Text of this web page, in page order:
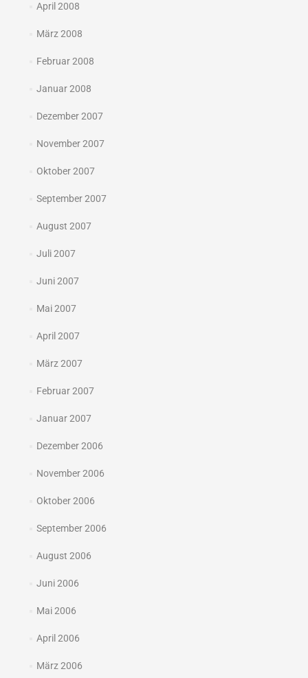
April 2008
März 2008
Februar 2008
Januar 2008
Dezember 2007
November 2007
Oktober 2007
September 2007
August 2007
Juli 2007
Juni 2007
Mai 2007
April 2007
März 2007
Februar 2007
Januar 2007
Dezember 2006
November 2006
Oktober 2006
September 2006
August 2006
Juni 2006
Mai 2006
April 2006
März 2006